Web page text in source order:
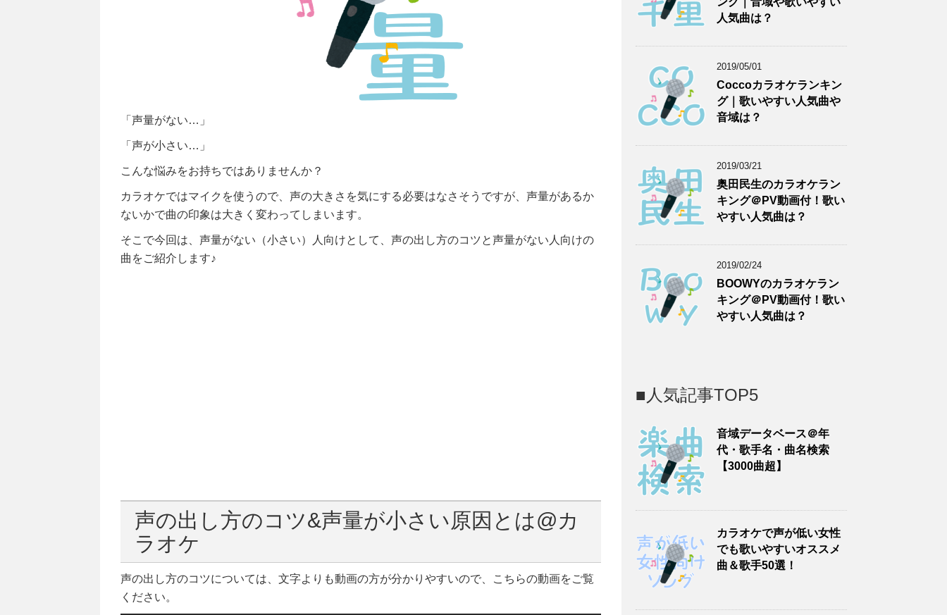
「声量がない…」
「声が小さい…」
こんな悩みをお持ちではありませんか？
カラオケではマイクを使うので、声の大きさを気にする必要はなさそうですが、声量があるか
ないかで曲の印象は大きく変わってしまいます。
そこで今回は、声量がない（小さい）人向けとして、声の出し方のコツと声量がない人向けの
曲をご紹介します♪
声の出し方のコツ&声量が小さい原因とは@カ
ラオケ
声の出し方のコツについては、文字よりも動画の方が分かりやすいので、こちらの動画をご覧
ください。
人気曲は？
2019/05/01
Coccoカラオケランキン
グ｜歌いやすい人気曲や
音域は？
2019/03/21
奥田民生のカラオケラン
キング＠PV動画付！歌い
やすい人気曲は？
2019/02/24
BOOWYのカラオケラン
キング＠PV動画付！歌い
やすい人気曲は？
■人気記事TOP5
音域データベース＠年
代・歌手名・曲名検索
【3000曲超】
カラオケで声が低い女性
でも歌いやすいオススメ
曲＆歌手50選！